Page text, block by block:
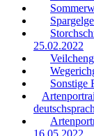
25.02.2022
Sonstige
16.05.2022